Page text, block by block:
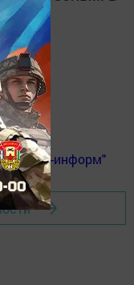
в
MАХ:
"Бавлы-информ"